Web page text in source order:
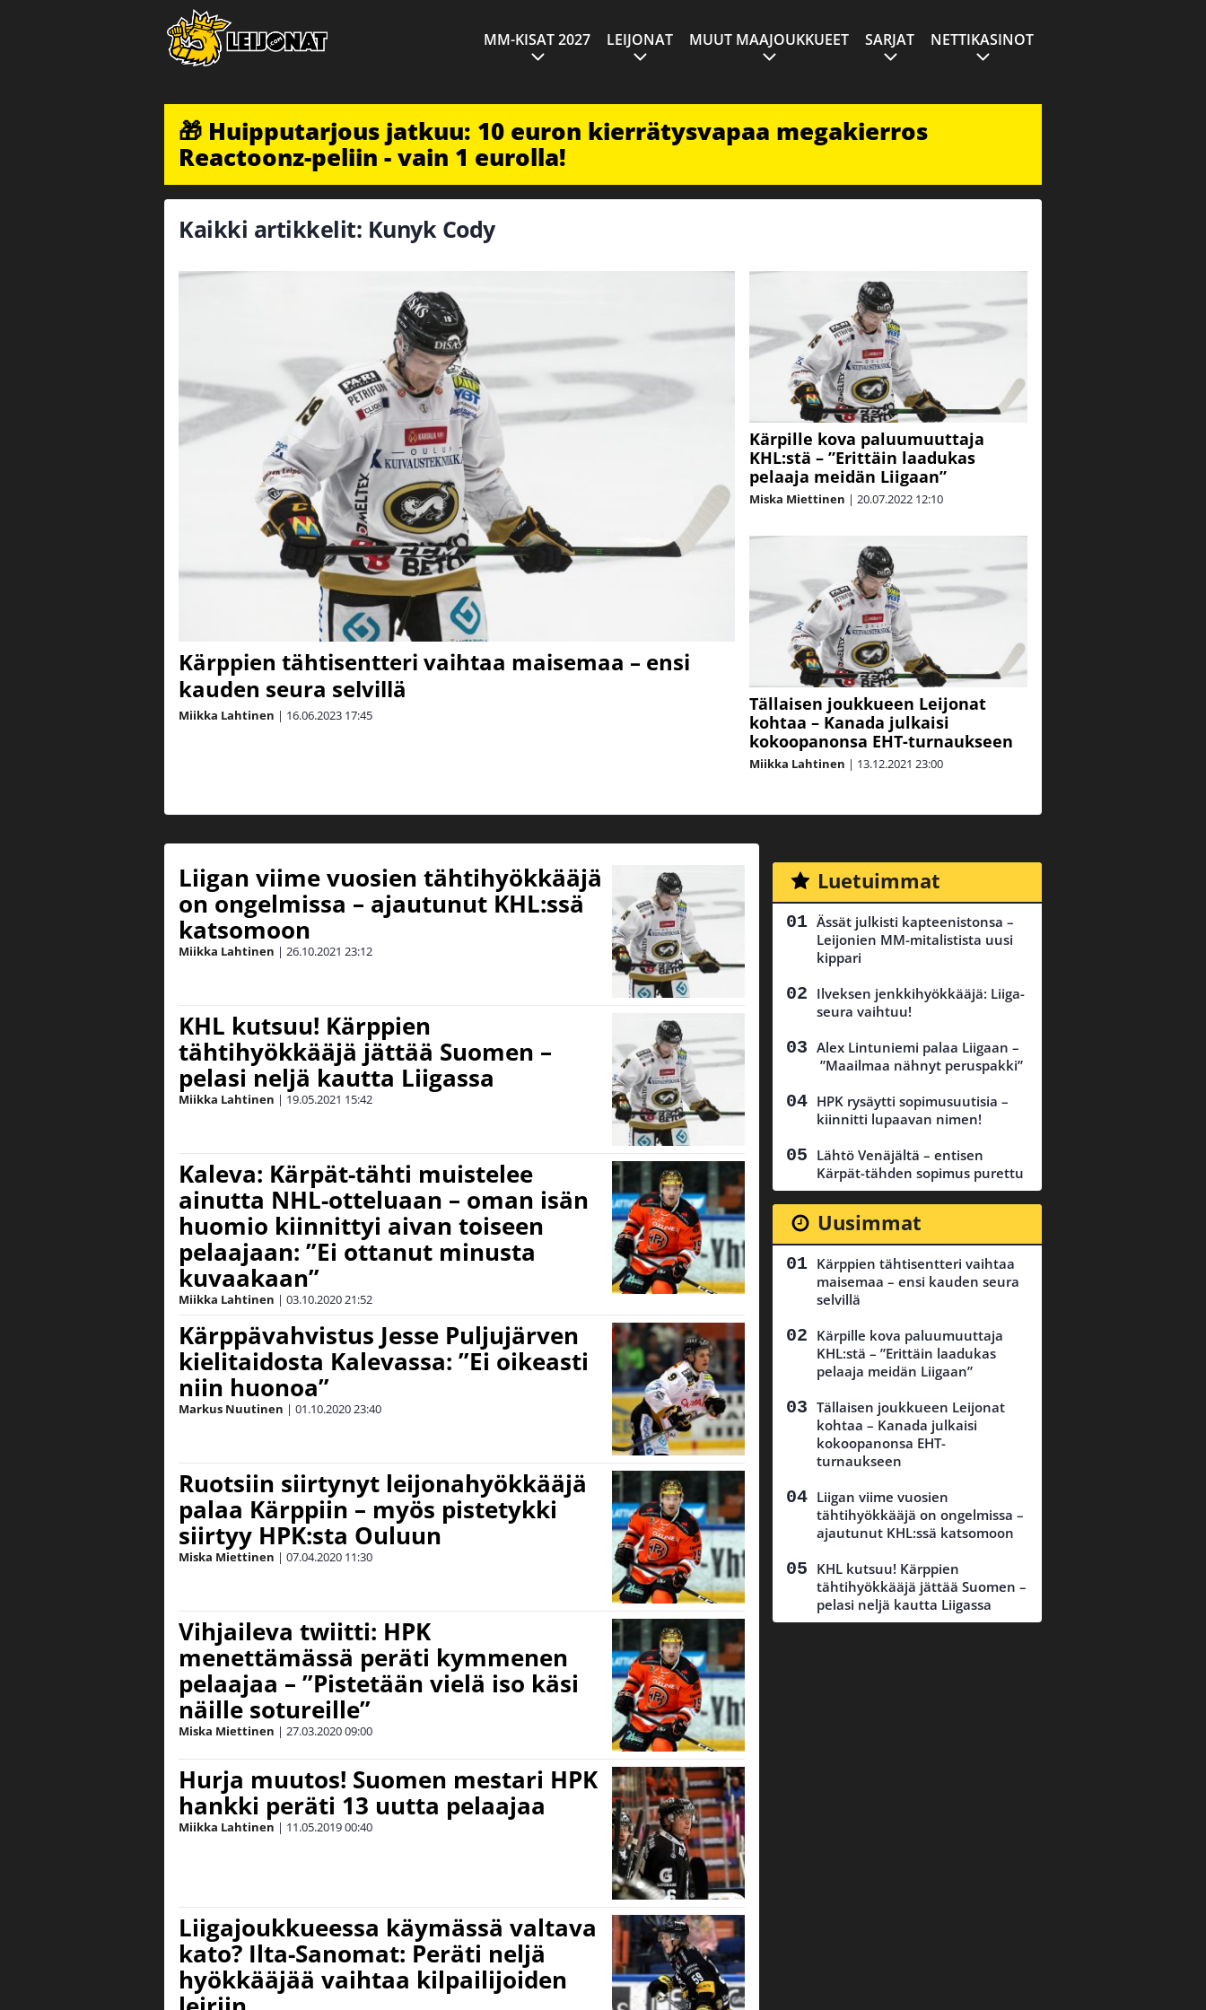
MM-KISAT 2027 LEIJONAT MUUT MAAJOUKKUEET SARJAT NETTIKASINOT
🎁 Huipputarjous jatkuu: 10 euron kierrätysvapaa megakierros
Reactoonz-peliin - vain 1 eurolla!
Kaikki artikkelit: Kunyk Cody
Kärppien tähtisentteri vaihtaa maisemaa – ensi
kauden seura selvillä
Miikka Lahtinen | 16.06.2023 17:45
Kärpille kova paluumuuttaja
KHL:stä – ”Erittäin laadukas
pelaaja meidän Liigaan”
Miska Miettinen | 20.07.2022 12:10
Tällaisen joukkueen Leijonat
kohtaa – Kanada julkaisi
kokoopanonsa EHT-turnaukseen
Miikka Lahtinen | 13.12.2021 23:00
Liigan viime vuosien tähtihyökkääjä
on ongelmissa – ajautunut KHL:ssä
katsomoon
Miikka Lahtinen | 26.10.2021 23:12
KHL kutsuu! Kärppien
tähtihyökkääjä jättää Suomen –
pelasi neljä kautta Liigassa
Miikka Lahtinen | 19.05.2021 15:42
Kaleva: Kärpät-tähti muistelee
ainutta NHL-otteluaan – oman isän
huomio kiinnittyi aivan toiseen
pelaajaan: ”Ei ottanut minusta
kuvaakaan”
Miikka Lahtinen | 03.10.202021:52
Kärppävahvistus Jesse Puljujärven
kielitaidosta Kalevassa: ”Ei oikeasti
niin huonoa”
Markus Nuutinen | 01.10.202023:40
Ruotsiin siirtynyt leijonahyökkääjä
palaa Kärppiin – myös pistetykki
siirtyy HPK:sta Ouluun
Miska Miettinen | 07.04.2020 11:30
Vihjaileva twiitti: HPK
menettämässä peräti kymmenen
pelaajaa – ”Pistetään vielä iso käsi
näille sotureille”
Miska Miettinen | 27.03.202009:00
Hurja muutos! Suomen mestari HPK
hankki peräti 13 uutta pelaajaa
Miikka Lahtinen | 11.05.201900:40
Liigajoukkueessa käymässä valtava
kato? Ilta-Sanomat: Peräti neljä
hyökkääjää vaihtaa kilpailijoiden
Luetuimmat
Ässät julkisti kapteenistonsa –
Leijonien MM-mitalistista uusi
kippari
Ilveksen jenkkihyökkääjä: Liiga-
seura vaihtuu!
Alex Lintuniemi palaa Liigaan –
”Maailmaa nähnyt peruspakki”
HPK rysäytti sopimusuutisia –
kiinnitti lupaavan nimen!
Lähtö Venäjältä – entisen
Kärpät-tähden sopimus purettu
Uusimmat
Kärppien tähtisentteri vaihtaa
maisemaa – ensi kauden seura
selvillä
Kärpille kova paluumuuttaja
KHL:stä – ”Erittäin laadukas
pelaaja meidän Liigaan”
Tällaisen joukkueen Leijonat
kohtaa – Kanada julkaisi
kokoopanonsa EHT-
turnaukseen
Liigan viime vuosien
tähtihyökkääjä on ongelmissa –
ajautunut KHL:ssä katsomoon
KHL kutsuu! Kärppien
tähtihyökkääjä jättää Suomen –
pelasi neljä kautta Liigassa